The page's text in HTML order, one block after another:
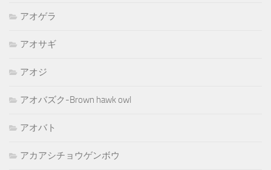
アオゲラ
アオサギ
アオジ
アオバズク-Brown hawk owl
アオバト
アカアシチョウゲンボウ